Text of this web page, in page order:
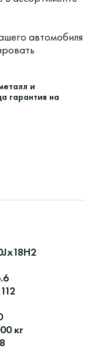
автомобиля
и
гарантия на
кг